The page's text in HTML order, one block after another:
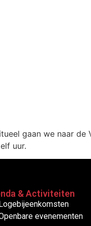
gaan we naar de
uur.
& Activiteiten
Logebijeenkomsten
evenementen